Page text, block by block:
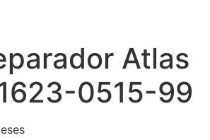
Atlas
0515-99